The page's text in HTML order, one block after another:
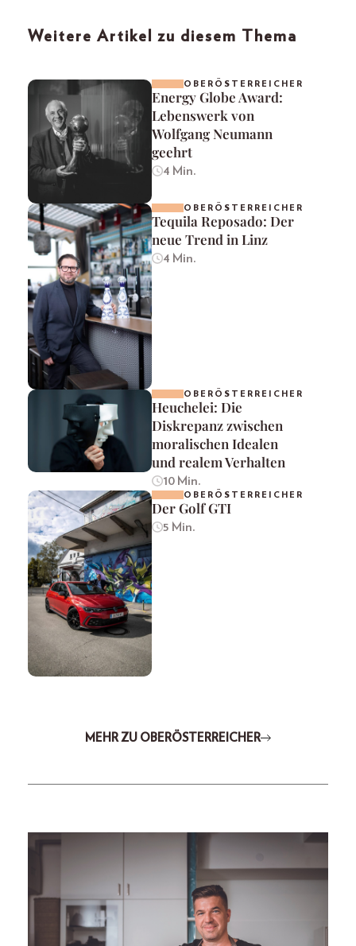
Weitere Artikel zu diesem Thema
OBERÖSTERREICHER
Energy Globe Award:
Lebenswerk von
Wolfgang Neumann
geehrt
4 Min.
OBERÖSTERREICHER
Tequila Reposado: Der
neue Trend in Linz
4 Min.
OBERÖSTERREICHER
Heuchelei: Die
Diskrepanz zwischen
moralischen Idealen
und realem Verhalten
10 Min.
OBERÖSTERREICHER
Der Golf GTI
5 Min.
MEHR ZU OBERÖSTERREICHER